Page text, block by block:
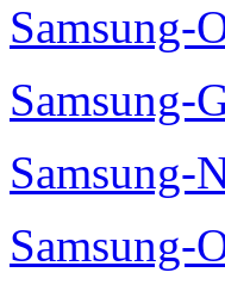
Samsung-
Samsung-
Samsung-
Samsung-